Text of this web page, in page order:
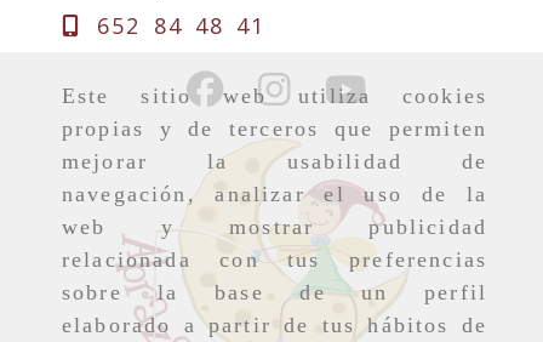
Este sitio web utiliza cookies
propias y de terceros que permiten
mejorar la usabilidad de
navegación, analizar el uso de la
web y mostrar publicidad
relacionada con tus preferencias
sobre la base de un perfil
elaborado a partir de tus hábitos de
652 84 48 41